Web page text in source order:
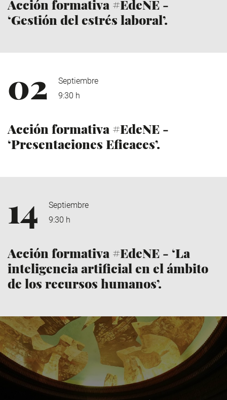
Acción formativa #EdeNE -
‘Gestión del estrés laboral’.
02
Septiembre
9:30 h
Acción formativa #EdeNE -
‘Presentaciones Eficaces’.
14
Septiembre
9:30 h
Acción formativa #EdeNE - ‘La
inteligencia artificial en el ámbito
de los recursos humanos’.